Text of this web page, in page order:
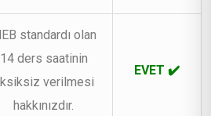
standardı olan
14 ders saatinin
verilmesi
hakkınızdır.
EVET ✔️